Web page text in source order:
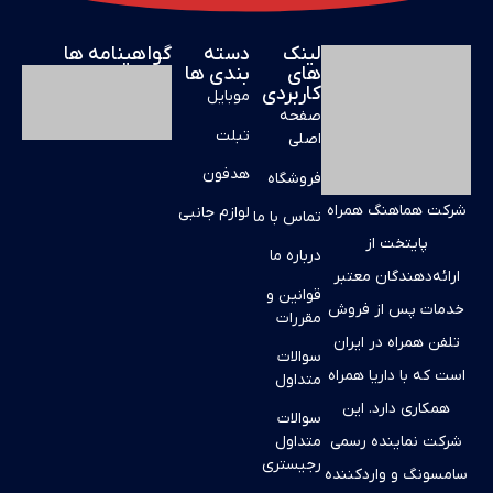
لینک
های
کاربردی
صفحه
اصلی
فروشگاه
تماس با ما
درباره ما
قوانین و
مقررات
سوالات
متداول
سوالات
متداول
رجیستری
دسته
بندی ها
موبایل
تبلت
هدفون
لوازم جانبی
شرکت هماهنگ همراه
پایتخت از
ارائه‌دهندگان معتبر
خدمات پس از فروش
تلفن همراه در ایران
است که با داریا همراه
همکاری دارد. این
شرکت نماینده رسمی
سامسونگ و واردکننده
گواهینامه ها